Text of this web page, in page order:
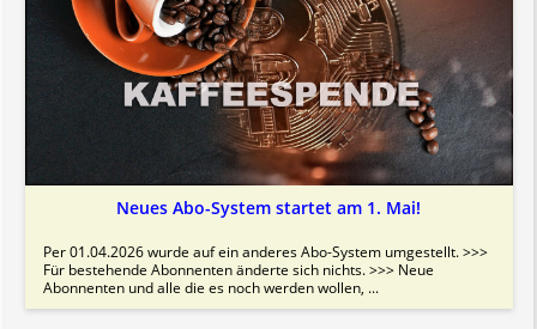
Neues Abo-System startet am 1. Mai!
Per 01.04.2026 wurde auf ein anderes Abo-System umgestellt. >>>
Für bestehende Abonnenten änderte sich nichts. >>> Neue
Abonnenten und alle die es noch werden wollen, ...